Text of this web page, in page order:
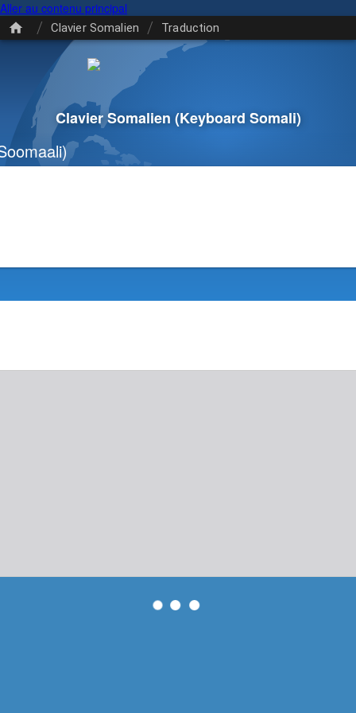
Aller au contenu principal
/ Clavier Somalien / Traduction
Clavier Somalien (Keyboard Somali)